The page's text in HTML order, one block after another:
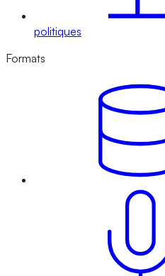
politiques
Formats